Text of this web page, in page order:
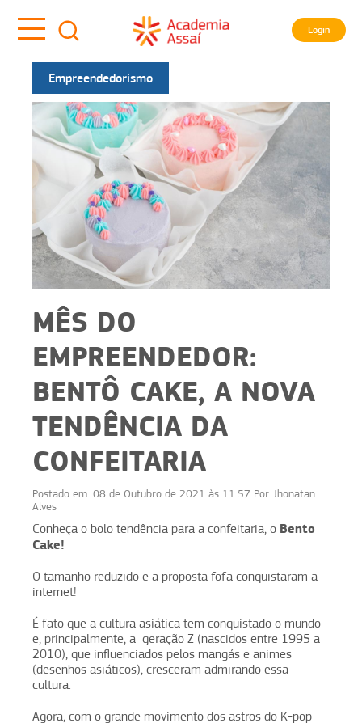
Login
Empreendedorismo
MÊS DO
EMPREENDEDOR:
BENTÔ CAKE, A NOVA
TENDÊNCIA DA
CONFEITARIA
Postado em: 08 de Outubro de 2021 às 11:57 Por Jhonatan
Alves
Conheça o bolo tendência para a confeitaria, o Bento
Cake!
O tamanho reduzido e a proposta fofa conquistaram a
internet!
É fato que a cultura asiática tem conquistado o mundo
e, principalmente, a geração Z (nascidos entre 1995 a
2010), que influenciados pelos mangás e animes
(desenhos asiáticos), cresceram admirando essa
cultura.
Agora, com o grande movimento dos astros do K-pop